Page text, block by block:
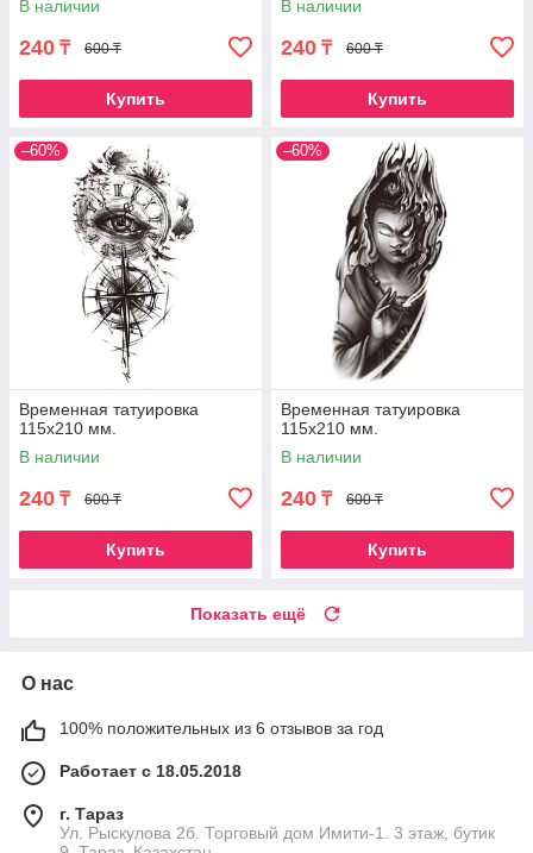
В наличии
240 ₸ 600 ₸
Купить
В наличии
240 ₸ 600 ₸
Купить
–60%
Временная татуировка
115х210 мм.
В наличии
240 ₸ 600 ₸
Купить
–60%
Временная татуировка
115х210 мм.
В наличии
240 ₸ 600 ₸
Купить
Показать ещё
О нас
100% положительных из 6 отзывов за год
Работает с 18.05.2018
г. Тараз
Ул. Рыскулова 2б. Торговый дом Имити-1. 3 этаж, бутик